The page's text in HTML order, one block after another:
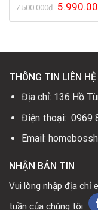
7.500.000₫ Giá
gốc
là:
THÔNG TIN LIÊN HỆ
Địa chỉ: 136 Hồ
Điện thoại: 0969
Email:
NHẬN BẢN TIN
Vui lòng nhập địa chỉ
tuần của chúng tôi: